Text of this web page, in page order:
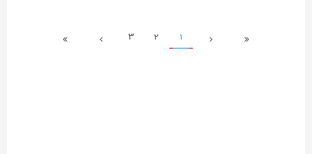
1
2
3